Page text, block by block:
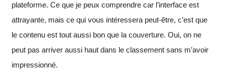
plateforme. Ce que je peux comprendre car l’interface est
attrayante, mais ce qui vous intéressera peut-être, c’est que
le contenu est tout aussi bon que la couverture. Oui, on ne
peut pas arriver aussi haut dans le classement sans m’avoir
impressionné.